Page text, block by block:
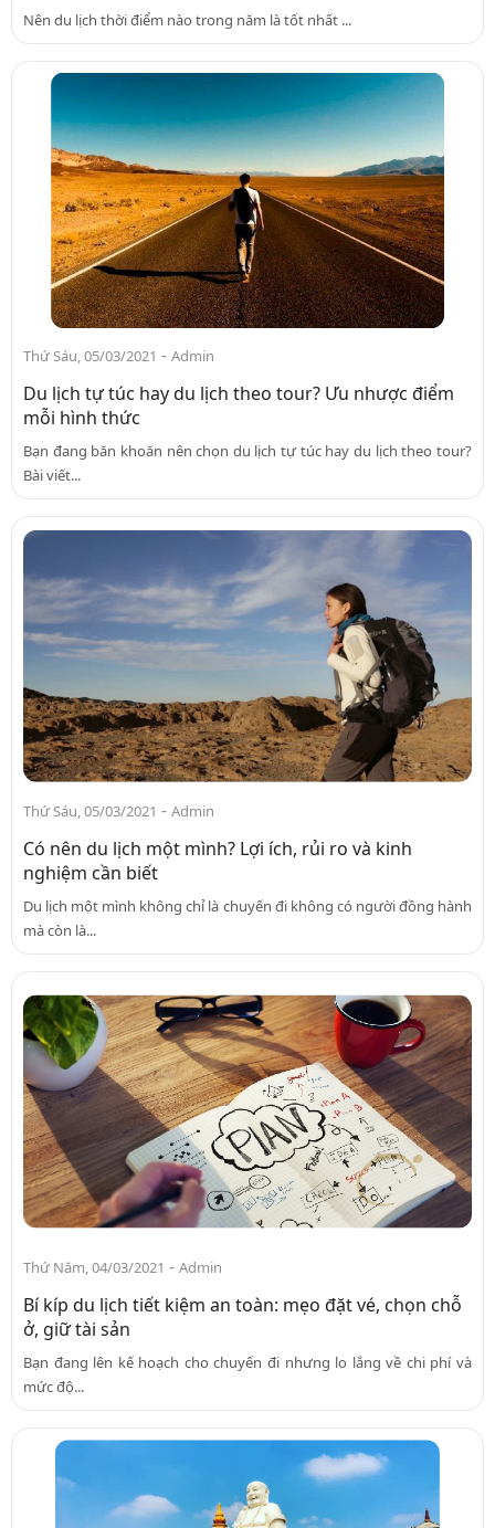
Nên du lịch thời điểm nào trong năm là tốt nhất ...
Thứ Sáu, 05/03/2021 - Admin
Du lịch tự túc hay du lịch theo tour? Ưu nhược điểm
mỗi hình thức
Bạn đang băn khoăn nên chọn du lịch tự túc hay du lịch theo tour?
Bài viết...
Thứ Sáu, 05/03/2021 - Admin
Có nên du lịch một mình? Lợi ích, rủi ro và kinh
nghiệm cần biết
Du lịch một mình không chỉ là chuyến đi không có người đồng hành
mà còn là...
Thứ Năm, 04/03/2021 - Admin
Bí kíp du lịch tiết kiệm an toàn: mẹo đặt vé, chọn chỗ
ở, giữ tài sản
Bạn đang lên kế hoạch cho chuyến đi nhưng lo lắng về chi phí và
mức độ...